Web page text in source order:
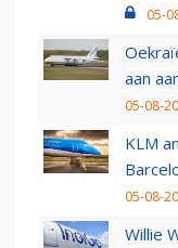
05-
aan
05-08-
KLM
05-08-
Willie